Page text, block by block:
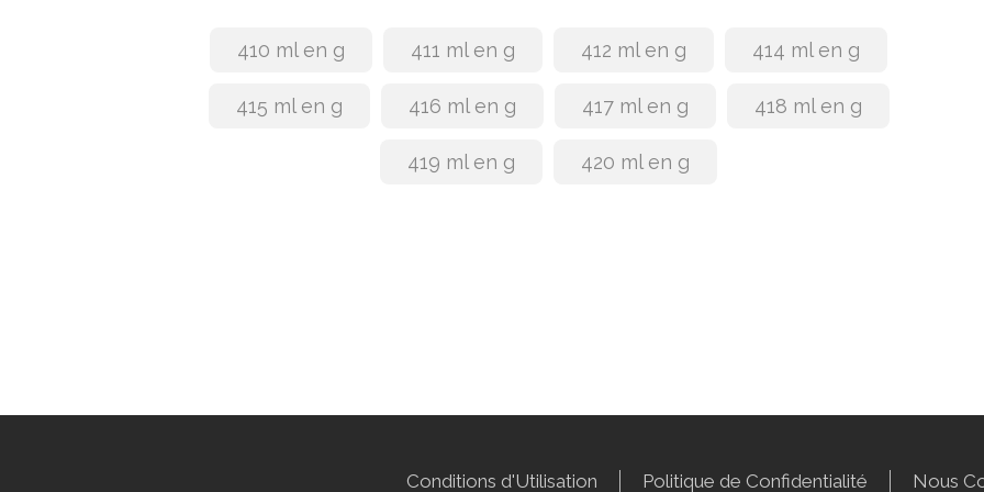
410 ml en g 411 ml en g 412 ml en g 414 ml en g
415 ml en g 416 ml en g 417 ml en g 418 ml en g
419 ml en g 420 ml en g
Conditions d'Utilisation Politique de Confidentialité Nous